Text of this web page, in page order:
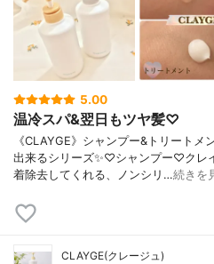
5.00
温冷スパ&翌日もツヤ髪♡
《CLAYGE》シャンプー&トリート
出来るシリーズ✨♡シャンプー♡クレ
着除去してくれる、ノンシリ…続きを
CLAYGE(クレージュ)